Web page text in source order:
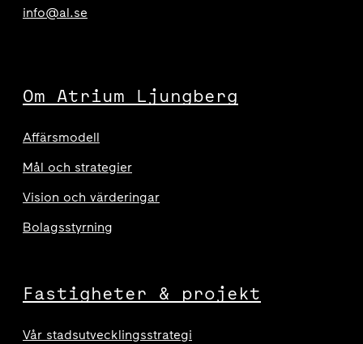
info@al.se
Om Atrium Ljungberg
Affärsmodell
Mål och strategier
Vision och värderingar
Bolagsstyrning
Fastigheter & projekt
Vår stadsutvecklingsstrategi